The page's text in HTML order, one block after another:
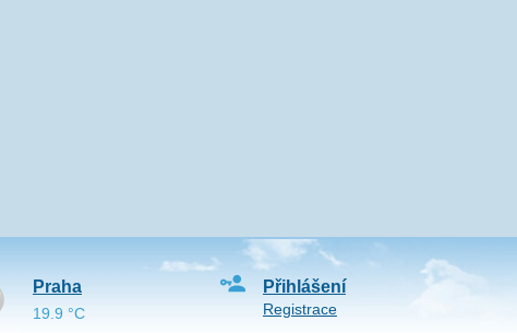
Přihlášení
Registrace
Praha
19.9 °C